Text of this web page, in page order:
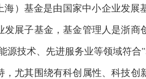
）基金是由国家中小企业发展
展子基金，基金管理人是浙商
源技术、先进服务业等领域符合
尤其围绕有科创属性、科技创